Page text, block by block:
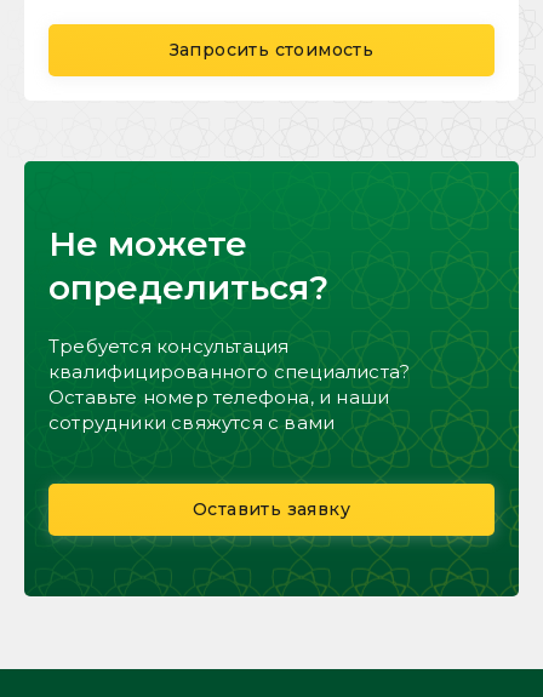
Запросить стоимость
Не можете
определиться?
Требуется консультация
квалифицированного специалиста?
Оставьте номер телефона, и наши
сотрудники свяжутся с вами
Оставить заявку